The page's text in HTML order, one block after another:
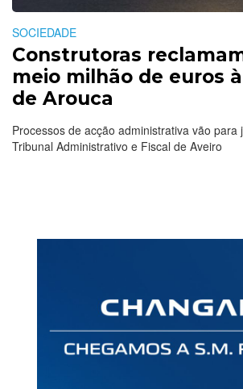
SOCIEDADE
Construtoras
meio milhão de euros
de Arouca
Processos de acção administrativa vão para
Tribunal Administrativo e Fiscal de Aveiro